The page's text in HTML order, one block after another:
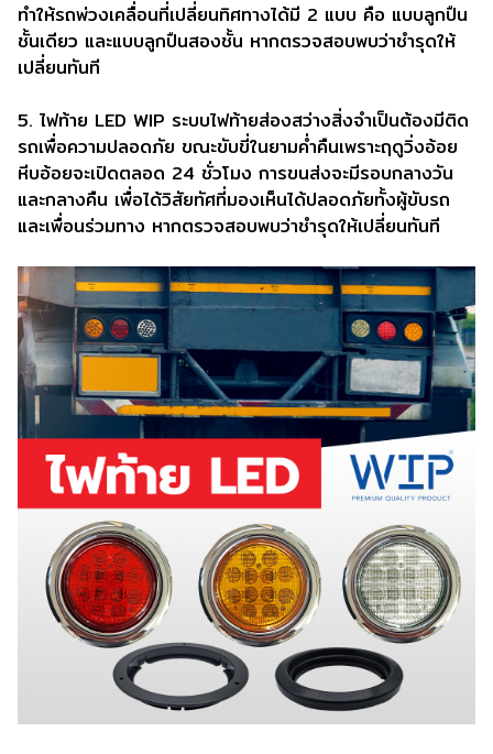
ทำให้รถพ่วงเคลื่อนที่เปลี่ยนทิศทางได้มี 2 แบบ คือ แบบลูกปืน
ชั้นเดียว และแบบลูกปืนสองชั้น หากตรวจสอบพบว่าชำรุดให้
เปลี่ยนทันที
5. ไฟท้าย LED WIP ระบบไฟท้ายส่องสว่างสิ่งจำเป็นต้องมีติด
รถเพื่อความปลอดภัย ขณะขับขี่ในยามค่ำคืนเพราะฤดูวิ่งอ้อย
หีบอ้อยจะเปิดตลอด 24 ชั่วโมง การขนส่งจะมีรอบกลางวัน
และกลางคืน เพื่อได้วิสัยทัศที่มองเห็นได้ปลอดภัยทั้งผู้ขับรถ
และเพื่อนร่วมทาง หากตรวจสอบพบว่าชำรุดให้เปลี่ยนทันที